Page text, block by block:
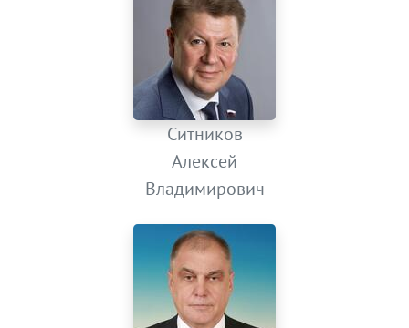
Ситников
Алексей
Владимирович